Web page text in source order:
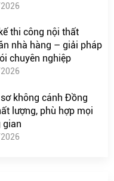
thi công nội thất
nhà hàng – giải pháp
chuyên nghiệp
không cánh Đồng
lượng, phù hợp mọi
gian